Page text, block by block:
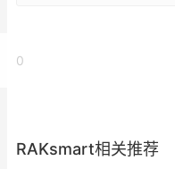
0
RAKsmart相关推荐